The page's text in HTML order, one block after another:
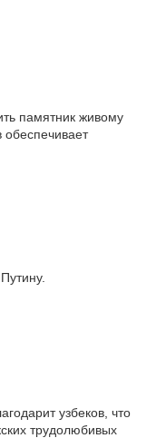
памятник живому
обеспечивает
узбеков, что
трудолюбивых